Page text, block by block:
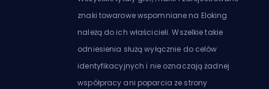
znaki towarowe wspomniane na Eloking
należą do ich właścicieli. Wszelkie takie
odniesienia służą wyłącznie do celów
identyfikacyjnych i nie oznaczają żadnej
współpracy ani poparcia ze strony